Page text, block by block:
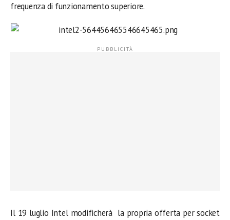
frequenza di funzionamento superiore.
Il 19 luglio Intel modificherà la propria offerta per socket